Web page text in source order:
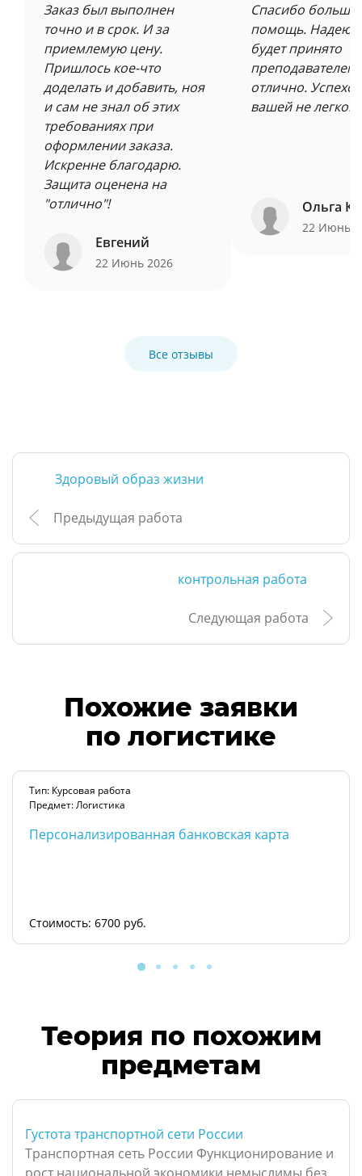
Заказ был выполнен
точно и в срок. И за
приемлемую цену.
Пришлось кое-что
доделать и добавить, ноя
и сам не знал об этих
требованиях при
оформлении заказа.
Искренне благодарю.
Защита оценена на
"отлично"!
Евгений
22 Июнь 2026
Спасибо
помощь.
будет принято
преподавателем
отлично.
вашей не легкой
Ольга
22 Июнь
Все отзывы
Здоровый образ жизни
Предыдущая работа
контрольная работа
Следующая работа
Похожие заявки
по логистике
Тип: Курсовая работа
Предмет: Логистика
Персонализированная банковская карта
Стоимость: 6700 руб.
Теория по похожим
предметам
Густота транспортной сети России
Транспортная сеть России Функционирование и